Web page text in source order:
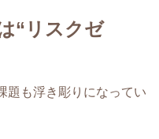
“リスクゼ
題も浮き彫りになってい